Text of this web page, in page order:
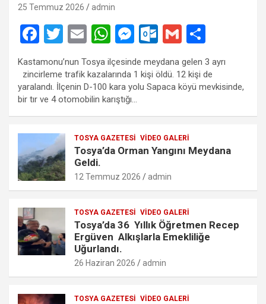
25 Temmuz 2026 admin
F
ce
b
o
o
k
T
wi
tt
er
E
ail
W
at
s
A
p
M
es
se
n
g
er
O
ut
lo
o
o
G
m
ail
h
ar
e
Kastamonu’nun Tosya ilçesinde meydana gelen 3 ayrı
zincirleme trafik kazalarında 1 kişi öldü. 12 kişi de
yaralandı. İlçenin D-100 kara yolu Sapaca köyü mevkisinde,
bir tır ve 4 otomobilin karıştığı…
TOSYA GAZETESI VIDEO GALERI
Tosya’da Orman Yangını Meydana
Geldi.
12 Temmuz 2026 admin
TOSYA GAZETESI VIDEO GALERI
Tosya’da 36 Yıllık Öğretmen Recep
Ergüven Alkışlarla Emekliliğe
Uğurlandı.
26 Haziran 2026 admin
TOSYA GAZETESI VIDEO GALERI